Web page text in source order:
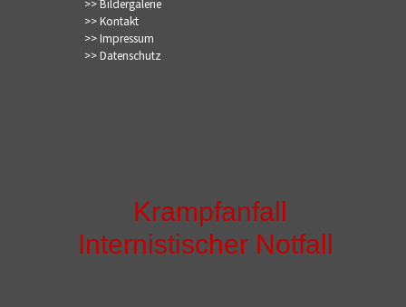
>> Bildergalerie
>> Kontakt
>> Impressum
>> Datenschutz
Internistischer Notfall
Krampfanfall